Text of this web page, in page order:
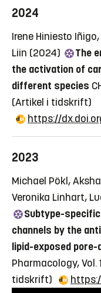
2024
Irene Hiniesto
Liin (2024)
The
the activation of
different species
(Artikel i tidskrift)
https://
2023
Michael Pökl,
Veronika Linhart,
Subtype-specific
channels by the
lipid-exposed pore-
Pharmacology,
tidskrift)